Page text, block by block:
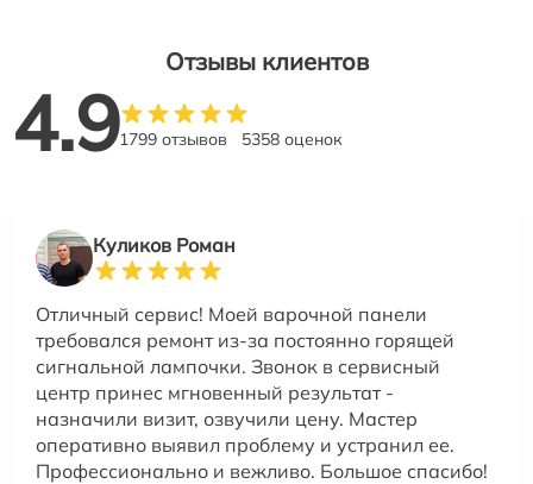
Отзывы клиентов
4.91799 отзывов 5358 оценок
Куликов Роман
Отличный сервис! Моей варочной панели
требовался ремонт из-за постоянно горящей
сигнальной лампочки. Звонок в сервисный
центр принес мгновенный результат -
назначили визит, озвучили цену. Мастер
оперативно выявил проблему и устранил ее.
Профессионально и вежливо. Большое спасибо!